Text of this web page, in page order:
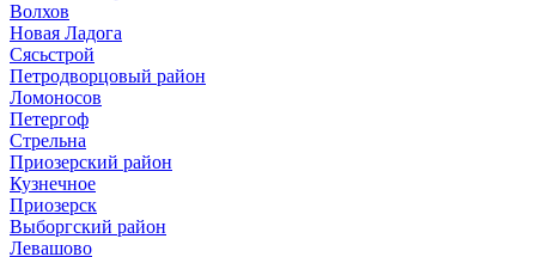
Волхов
Новая Ладога
Сясьстрой
Петродворцовый район
Ломоносов
Петергоф
Стрельна
Приозерский район
Кузнечное
Приозерск
Выборгский район
Левашово